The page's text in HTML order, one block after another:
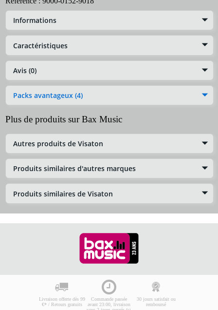
Informations
Caractéristiques
Avis (0)
Packs avantageux (4)
Plus de produits sur Bax Music
Autres produits de Visaton
Produits similaires d'autres marques
Produits similaires de Visaton
Livraison offerte dès 99
€* / Retours gratuits
Commande passée
avant 23:00, livraison
30 jours satisfait ou
remboursé